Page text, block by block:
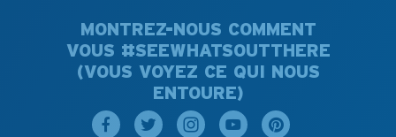
MONTREZ-NOUS COMMENT
VOUS #SEEWHATSOUTTHERE
(VOUS VOYEZ CE QUI NOUS
ENTOURE)